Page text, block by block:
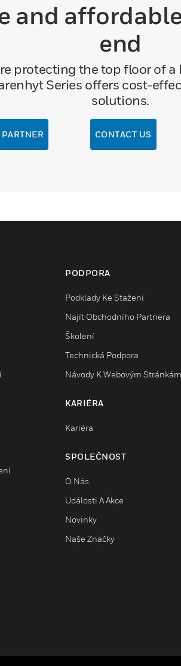
and
end
protecting the top floor of
Series offers cost-
solutions.
CONTACT US
PODPORA
Podklady Ke Stažení
Najít Obchodního Partnera
Školení
Technická Podpora
Návody K Webovým Stránkám
KARIÉRA
Kariéra
SPOLEČNOST
O Nás
Události A Akce
Novinky
Naše Značky